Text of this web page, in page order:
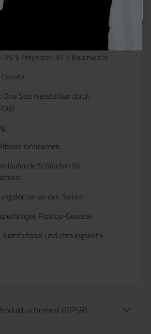
65 % Polyester, 35 % Baumwolle
100 % Baumwolle
65 % Polyester, 35 % Baumwolle
Coyote
One Size (verstellbar durch
Kinnriemen
Schlaufen für
an den Seiten
Ripstop-Gewebe
komfortabel und atmungsaktiv
(GPSR)